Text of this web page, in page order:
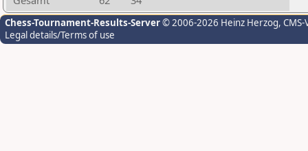
Chess-Tournament-Results-Server© 2006-2026 Heinz Herzog,
Legal details/Terms of use